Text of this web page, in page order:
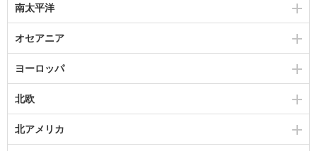
南太平洋
オセアニア
ヨーロッパ
北欧
北アメリカ